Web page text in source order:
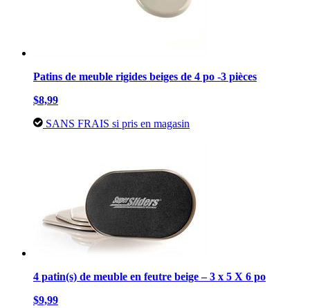
Patins de meuble rigides beiges de 4 po -3 pièces
$8,99
SANS FRAIS si pris en magasin
4 patin(s) de meuble en feutre beige – 3 x 5 X 6 po
$9,99